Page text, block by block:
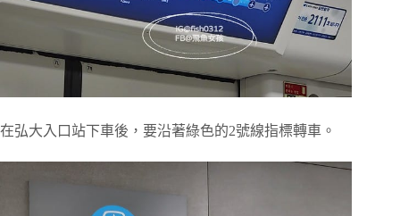
在弘大入口站下車後，要沿著綠色的2號線指標轉車。